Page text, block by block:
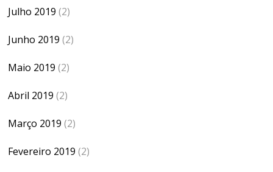
Julho 2019 (2)
Junho 2019 (2)
Maio 2019 (2)
Abril 2019 (2)
Março 2019 (2)
Fevereiro 2019 (2)